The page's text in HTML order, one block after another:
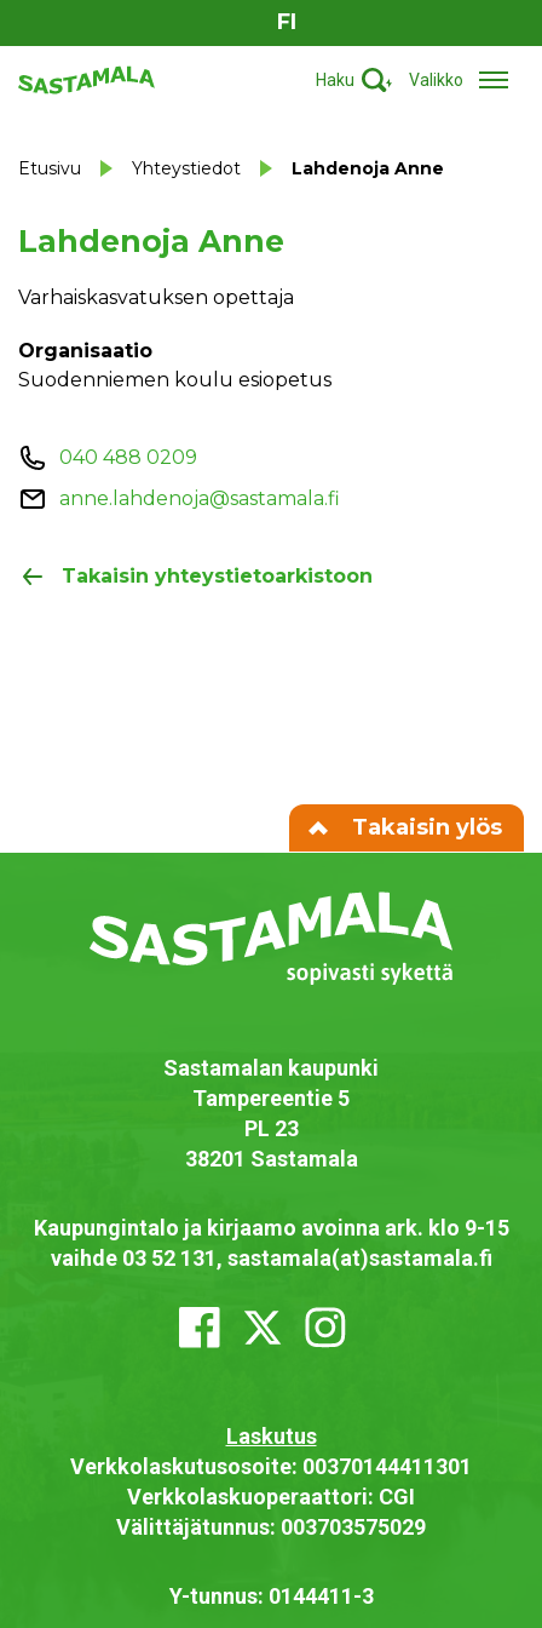
FI
Haku Valikko
Etusivu Yhteystiedot Lahdenoja Anne
Lahdenoja Anne
Varhaiskasvatuksen opettaja
Organisaatio
Suodenniemen koulu esiopetus
040 488 0209
anne.lahdenoja@sastamala.fi
Takaisin yhteystietoarkistoon
Takaisin ylös
Sastamalan kaupunki
Tampereentie 5
PL 23
38201 Sastamala
Kaupungintalo ja kirjaamo avoinna ark. klo 9-15
vaihde 03 52 131, sastamala(at)sastamala.fi
Laskutus
Verkkolaskutusosoite: 00370144411301
Verkkolaskuoperaattori: CGI
Välittäjätunnus: 003703575029
Y-tunnus: 0144411-3